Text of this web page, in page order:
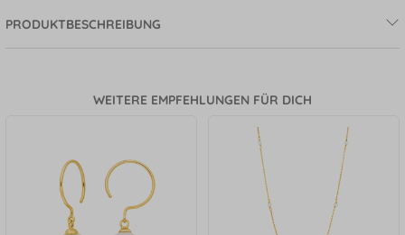
PRODUKTBESCHREIBUNG
WEITERE EMPFEHLUNGEN FÜR DICH